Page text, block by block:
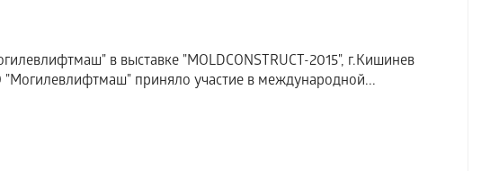
в выставке "MOLDCONSTRUCT-2015", г.Кишинев
приняло участие в международной...